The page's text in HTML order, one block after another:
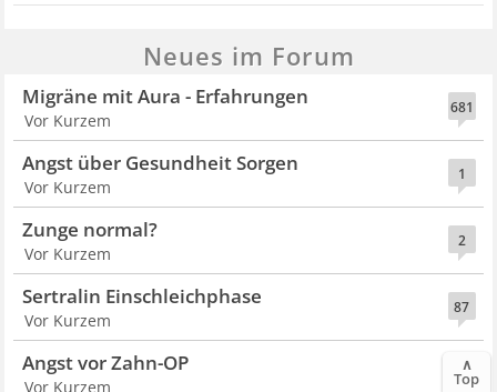
Neues im Forum
681
Migräne mit Aura - Erfahrungen
Vor Kurzem
1
Angst über Gesundheit Sorgen
Vor Kurzem
2
Zunge normal?
Vor Kurzem
87
Sertralin Einschleichphase
Vor Kurzem
22
Angst vor Zahn-OP
Vor Kurzem
∧
Top